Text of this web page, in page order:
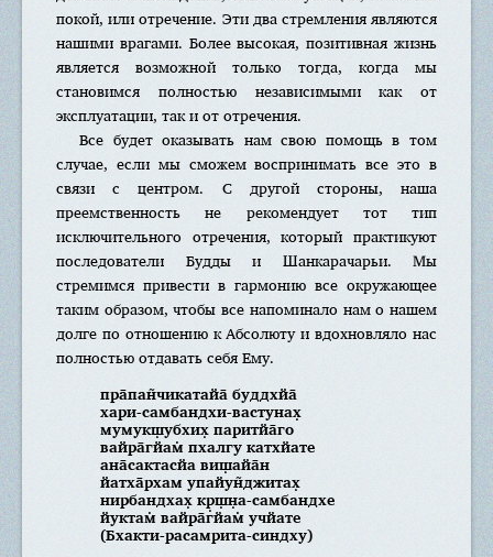
покой, или отречение. Эти два стремления являются
нашими врагами. Более высокая, позитивная жизнь
является возможной только тогда, когда мы
становимся полностью независимыми как от
эксплуатации, так и от отречения.
Все будет оказывать нам свою помощь в том
случае, если мы сможем воспринимать все это в
связи с центром. С другой стороны, наша
преемственность не рекомендует тот тип
исключительного отречения, который практикуют
последователи Будды и Шанкарачарьи. Мы
стремимся привести в гармонию все окружающее
таким образом, чтобы все напоминало нам о нашем
долге по отношению к Абсолюту и вдохновляло нас
полностью отдавать себя Ему.
пра̄пан̃чикатайа̄ буддхйа̄
хари-самбандхи-вастунах̣
мумукш̣убхих̣ паритйа̄го
вайра̄гйам̇ пхалгу катхйате
ана̄сактасйа виш̣айа̄н
йатха̄рхам упайун̃джитах̣
нирбандхах̣ кр̣ш̣н̣а-самбандхе
йуктам̇ вайра̄гйам̇ учйате
(Бхакти-расамрита-синдху)